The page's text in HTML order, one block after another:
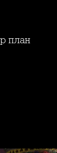
план